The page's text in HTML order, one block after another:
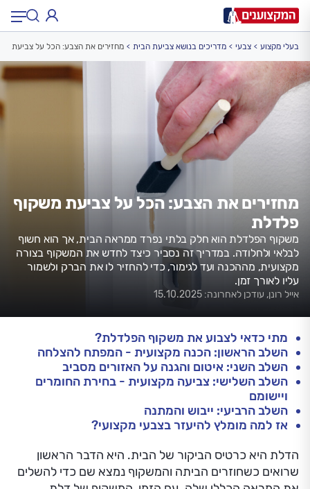
תחום
תחום:
עיר: תל אביב, חיפה…
מחזירים את הצבע: הכל על צביעת משקוף
פלדלת
משקוף הפלדלת הוא חלק בלתי נפרד ממראה הבית, אך הוא חשוף
לבלאי ולחלודה. במדריך זה נסביר כיצד לחדש את המשקוף בצורה
מקצועית, מההכנה ועד לגימור, כדי להחזיר לו את הברק ולשמור
עליו לאורך זמן.
אייל רונן, עודכן לאחרונה: 15.10.2025
בעלי מקצוע צבעי מדריכים בנושא צביעת הבית מחזירים את הצבע: הכל על צביעת
מתי כדאי לצבוע את משקוף הפלדלת?
השלב הראשון: הכנה מקצועית - המפתח להצלחה
השלב השני: איטום והגנה על האזורים מסביב
השלב השלישי: צביעה מקצועית - בחירת החומרים
ויישומם
השלב הרביעי: ייבוש והמתנה
אז למה מומלץ להיעזר בצבעי מקצועי?
הדלת היא כרטיס הביקור של הבית. היא הדבר הראשון
שרואים כשחוזרים הביתה והמשקוף נמצא שם כדי להשלים